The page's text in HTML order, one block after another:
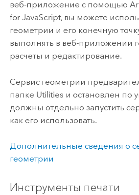
веб-приложение с помощью
for JavaScript, вы можете
геометрии и его конечную
выполнять в веб-приложении
расчеты и редактирование.
Сервис геометрии
папке Utilities и остановлен по
должны отдельно запустить
как его использовать.
Дополнительные сведения о
геометрии
Инструменты печати